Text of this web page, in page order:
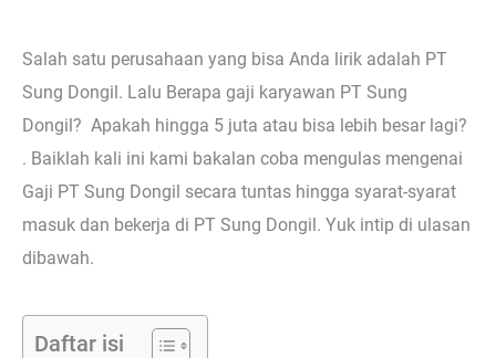
Salah satu perusahaan yang bisa Anda lirik adalah PT
Sung Dongil. Lalu Berapa gaji karyawan PT Sung
Dongil? Apakah hingga 5 juta atau bisa lebih besar lagi?
. Baiklah kali ini kami bakalan coba mengulas mengenai
Gaji PT Sung Dongil secara tuntas hingga syarat-syarat
masuk dan bekerja di PT Sung Dongil. Yuk intip di ulasan
dibawah.
Daftar isi